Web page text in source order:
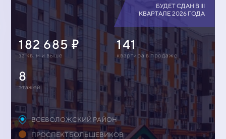
БУДЕТ СДАН В III
КВАРТАЛЕ 2026 ГОДА
182 685
за кв. м и выше
141
квартирa в продаже
8
этажей
ВСЕВОЛОЖСКИЙ РАЙОН
ПРОСПЕКТ БОЛЬШЕВИКОВ